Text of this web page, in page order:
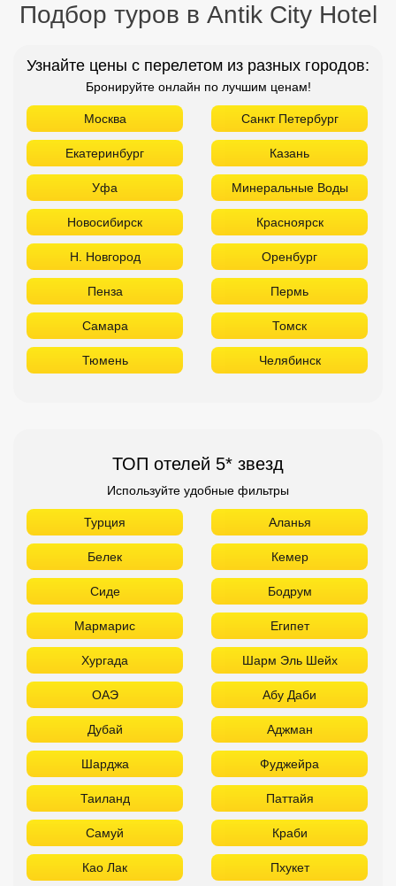
Подбор туров в Antik City Hotel
Узнайте цены с перелетом из разных городов:
Бронируйте онлайн по лучшим ценам!
Москва Санкт Петербург
Екатеринбург Казань
Уфа Минеральные Воды
Новосибирск Красноярск
Н. Новгород Оренбург
Пенза Пермь
Самара Томск
Тюмень Челябинск
ТОП отелей 5* звезд
Используйте удобные фильтры
Турция Аланья
Белек Кемер
Сиде Бодрум
Мармарис Египет
Хургада Шарм Эль Шейх
ОАЭ Абу Даби
Дубай Аджман
Шарджа Фуджейра
Таиланд Паттайя
Самуй Краби
Као Лак Пхукет